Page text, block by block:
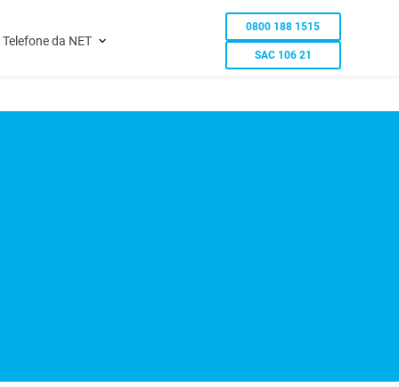
Telefone da NET
0800 188 1515
SAC 106 21